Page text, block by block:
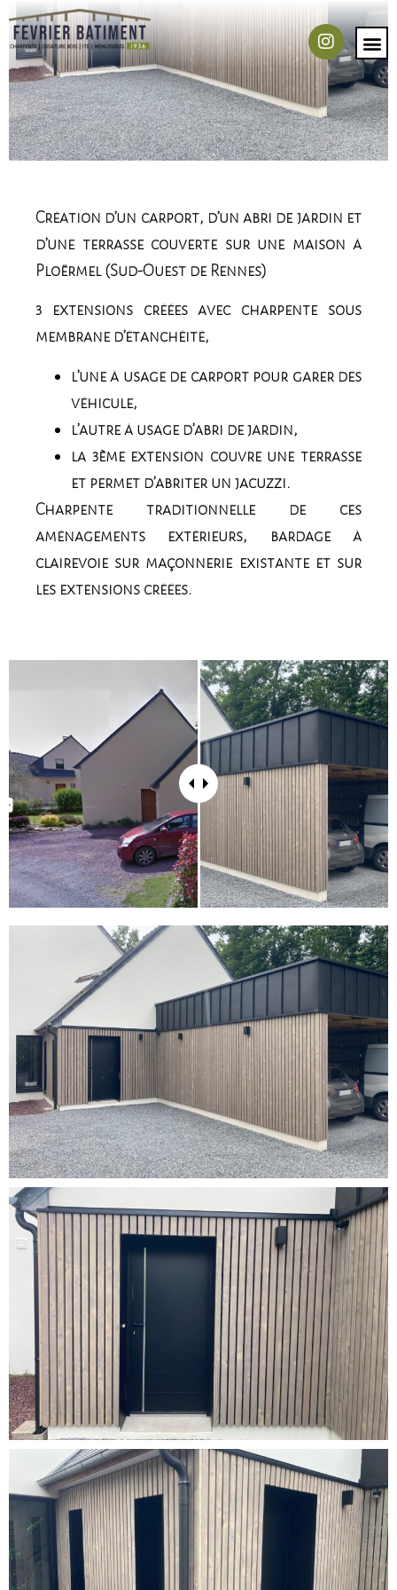
Création d’un carport, d’un abri de jardin et
d’une terrasse couverte sur une maison à
Ploërmel (Sud-Ouest de Rennes)
3 extensions créées avec charpente sous
membrane d’étanchéité,
l’une à usage de carport pour garer des
véhicule,
l’autre à usage d’abri de jardin,
la 3ème extension couvre une terrasse
et permet d’abriter un jacuzzi.
Charpente traditionnelle de ces
aménagements extérieurs, bardage à
clairevoie sur maçonnerie existante et sur
les extensions créées.